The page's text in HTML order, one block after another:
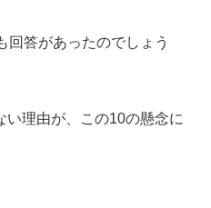
回答があったのでしょう
理由が、この10の懸念に